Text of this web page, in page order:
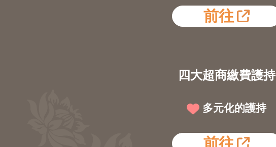
前往
四大超商繳費護持
多元化的護持
前往